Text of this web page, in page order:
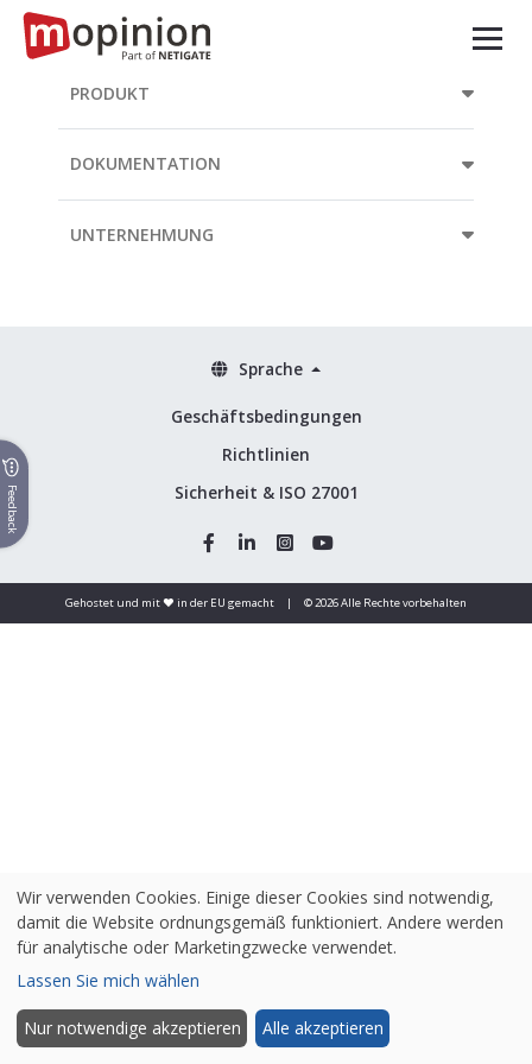
PRODUKT
DOKUMENTATION
UNTERNEHMUNG
Geschäftsbedingungen
Richtlinien
Sicherheit & ISO 27001
Sprache
Gehostet und mit ❤️ in der EU gemacht | © 2026 Alle Rechte vorbehalten
Wir verwenden Cookies. Einige dieser Cookies sind notwendig,
damit die Website ordnungsgemäß funktioniert. Andere werden
für analytische oder Marketingzwecke verwendet.
Lassen Sie mich wählen
Nur notwendige akzeptieren Alle akzeptieren
Feedback